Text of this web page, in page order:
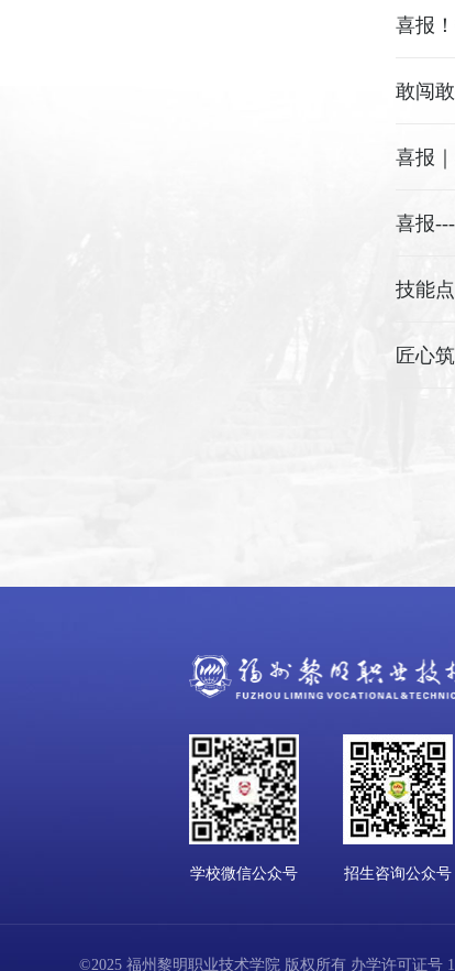
喜报
敢闯
喜报
技能
学校微信公众号 招生咨询公众号
©2025 福州黎明职业技术学院 版权所有 办学许可证号